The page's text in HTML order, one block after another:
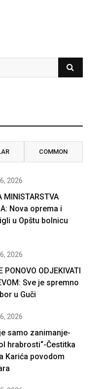
COMMON
2026
MINISTARSTVA
Nova oprema i
u Opštu bolnicu
2026
PONOVO ODJEKIVATI
Sve je spremno
u Guči
2026
samo zanimanje-
hrabrosti“-Čestitka
Karića povodom